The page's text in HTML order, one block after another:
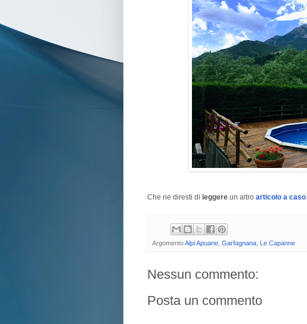
Che ne diresti di leggere un altro articolo a caso
ArgomentoAlpi Apuane Garfagnana Le Capanne
Nessun commento:
Posta un commento